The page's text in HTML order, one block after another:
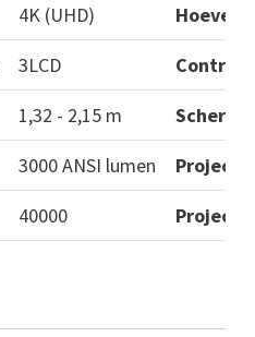
4K (UHD)
3LCD
1,32 - 2,15 m
Scherpte
3000 ANSI lumen
40000